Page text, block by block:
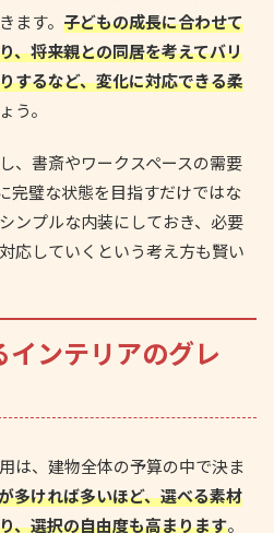
ます。 子どもの成長に合わせて
、将来親との同居を考えてバリ
するなど、変化に対応できる柔
う。
、書斎やワークスペースの需要
完璧な状態を目指すだけではな
ンプルな内装にしておき、必要
応していくという考え方も賢い
ンテリアのグレ
は、建物全体の予算の中で決ま
多ければ多いほど、選べる素材
、選択の自由度も高まります。